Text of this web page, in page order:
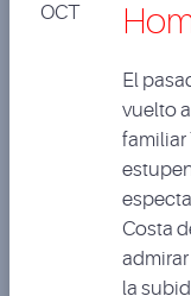
OCT
El
vuelto
familiar
Costa
la